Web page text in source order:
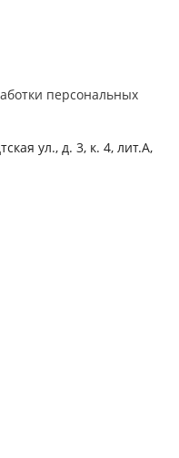
персональных
ул., д. 3, к. 4, лит.А,